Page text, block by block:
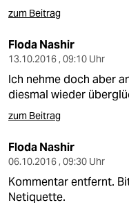
zum Beitrag
Floda Nashir
13.10.2016 , 09:10 Uhr
Ich nehme doch aber
diesmal wieder
zum Beitrag
Floda Nashir
06.10.2016 , 09:30 Uhr
Kommentar entfernt.
Netiquette.